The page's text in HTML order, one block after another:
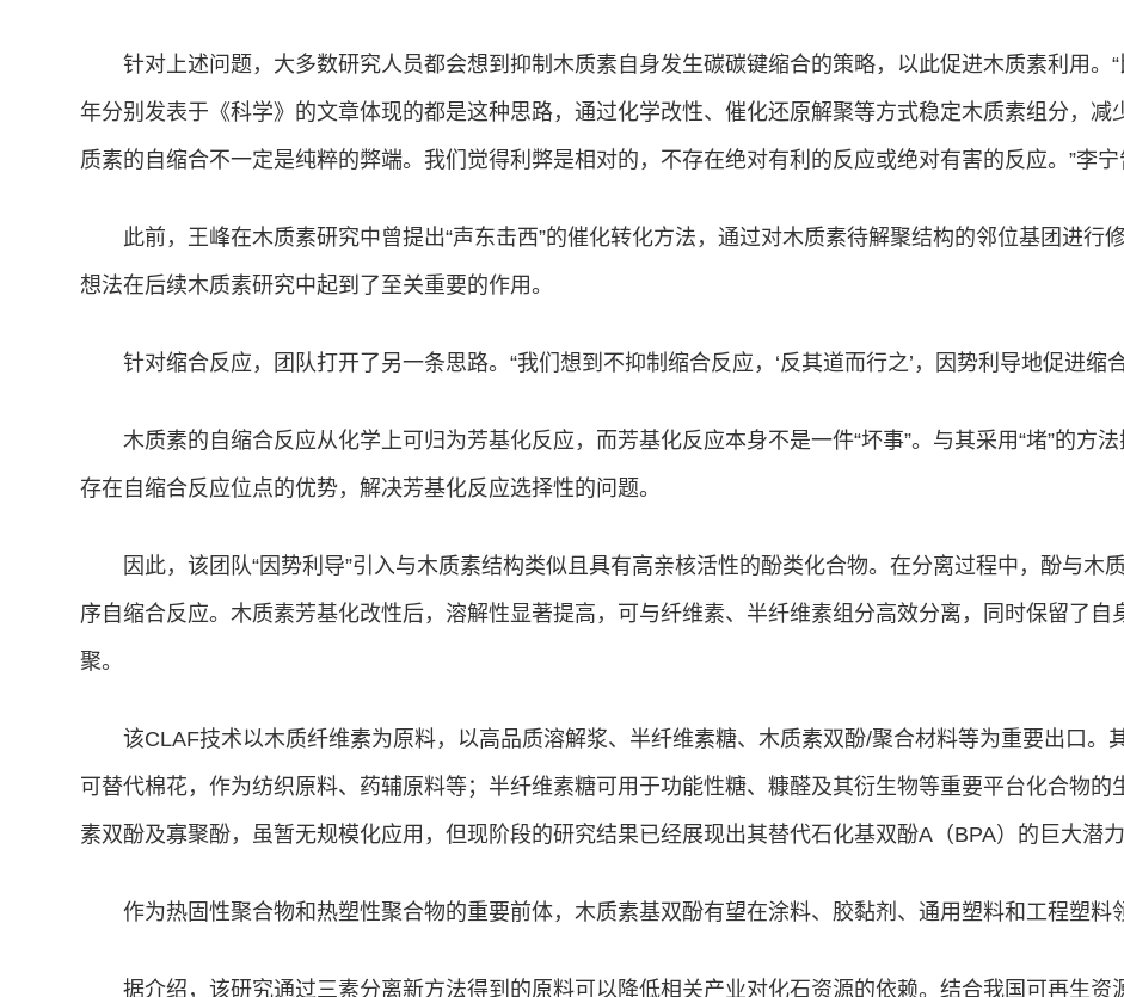
针对上述问题，大多数研究人员都会想到抑制木质素自身发生碳碳键缩合的策略，以此促进木质素利用。
年分别发表于《科学》的文章体现的都是这种思路，通过化学改性、催化还原解聚等方式稳定木质素组分，
质素的自缩合不一定是纯粹的弊端。我们觉得利弊是相对的，不存在绝对有利的反应或绝对有害的反应。”李宁
此前，王峰在木质素研究中曾提出“声东击西”的催化转化方法，通过对木质素待解聚结构的邻位基团进行
想法在后续木质素研究中起到了至关重要的作用。
针对缩合反应，团队打开了另一条思路。“我们想到不抑制缩合反应，‘反其道而行之’，因势利导地促进缩
木质素的自缩合反应从化学上可归为芳基化反应，而芳基化反应本身不是一件“坏事”。与其采用“堵”的方
存在自缩合反应位点的优势，解决芳基化反应选择性的问题。
因此，该团队“因势利导”引入与木质素结构类似且具有高亲核活性的酚类化合物。在分离过程中，酚与木
序自缩合反应。木质素芳基化改性后，溶解性显著提高，可与纤维素、半纤维素组分高效分离，同时保留了
聚。
该CLAF技术以木质纤维素为原料，以高品质溶解浆、半纤维素糖、木质素双酚/聚合材料等为重要出口。
可替代棉花，作为纺织原料、药辅原料等；半纤维素糖可用于功能性糖、糠醛及其衍生物等重要平台化合物
素双酚及寡聚酚，虽暂无规模化应用，但现阶段的研究结果已经展现出其替代石化基双酚A（BPA）的巨大潜力
作为热固性聚合物和热塑性聚合物的重要前体，木质素基双酚有望在涂料、胶黏剂、通用塑料和工程塑料
据介绍，该研究通过三素分离新方法得到的原料可以降低相关产业对化石资源的依赖。结合我国可再生